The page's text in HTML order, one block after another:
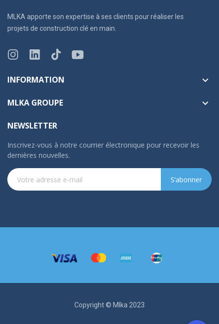
MLKA apporte son expertise à ses clients pour réaliser les
projets de construction clé en main.
INFORMATION 
MLKA GROUPE 
NEWSLETTER
Inscrivez-vous à notre courrier électronique pour recevoir les
dernières nouvelles.
S’abonner
Copyright © Mlka 2023